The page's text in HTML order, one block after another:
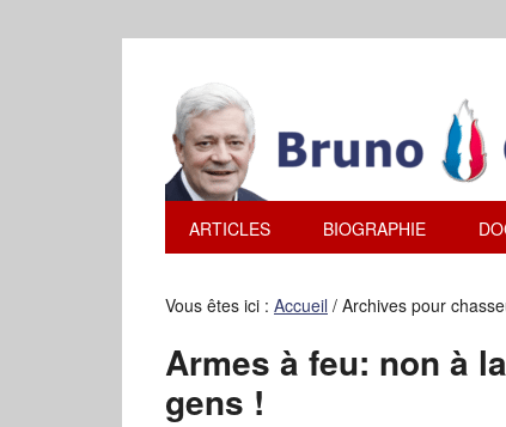
ARTICLES BIOGRAPHIE
Vous êtes ici : Accueil / Archives pour
Armes à feu: non à
gens !